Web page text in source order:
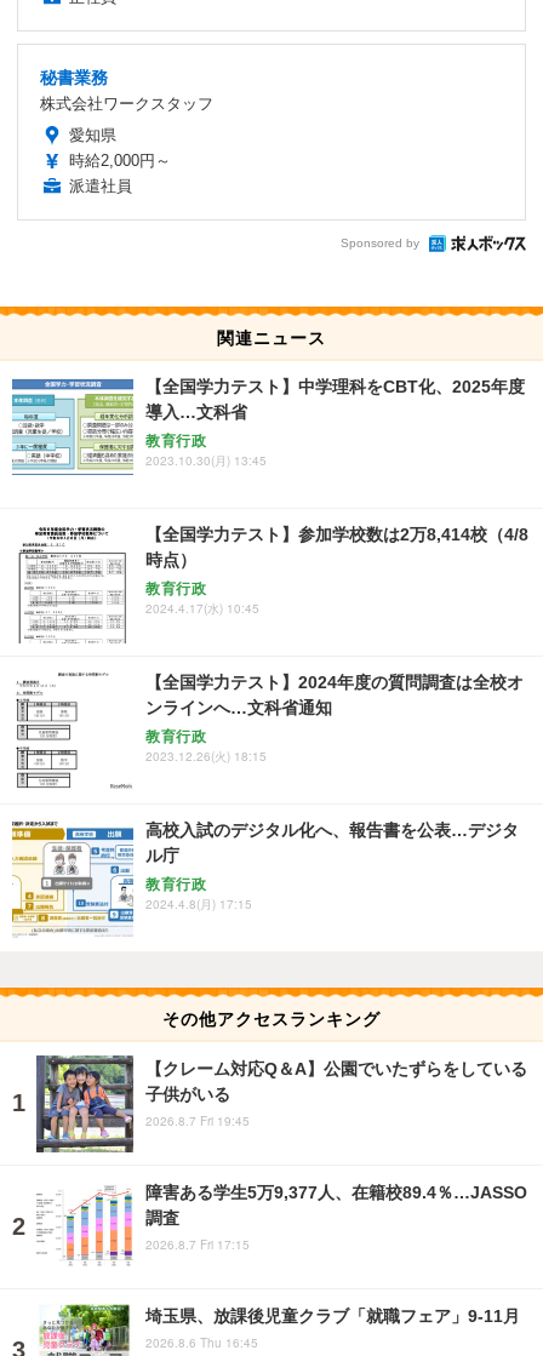
秘書業務
株式会社ワークスタッフ
愛知県
時給2,000円～
派遣社員
Sponsored by
関連ニュース
【全国学力テスト】中学理科をCBT化、2025年度
導入…文科省
教育行政
2023.10.30(月) 13:45
【全国学力テスト】参加学校数は2万8,414校（4/8
時点）
教育行政
2024.4.17(水) 10:45
【全国学力テスト】2024年度の質問調査は全校オ
ンラインへ…文科省通知
教育行政
2023.12.26(火) 18:15
高校入試のデジタル化へ、報告書を公表…デジタ
ル庁
教育行政
2024.4.8(月) 17:15
その他アクセスランキング
【クレーム対応Q＆A】公園でいたずらをしている
子供がいる
2026.8.7 Fri 19:45
障害ある学生5万9,377人、在籍校89.4％…JASSO
調査
2026.8.7 Fri 17:15
埼玉県、放課後児童クラブ「就職フェア」9-11月
2026.8.6 Thu 16:45